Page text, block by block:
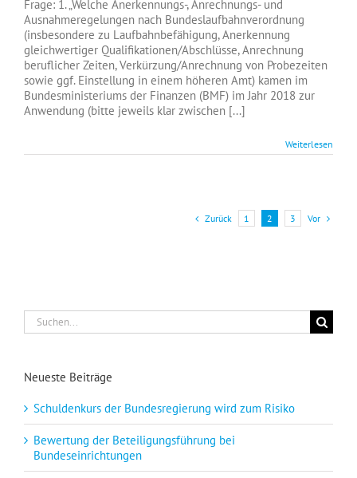
Frage: 1. „Welche Anerkennungs-, Anrechnungs- und
Ausnahmeregelungen nach Bundeslaufbahnverordnung
(insbesondere zu Laufbahnbefähigung, Anerkennung
gleichwertiger Qualifikationen/Abschlüsse, Anrechnung
beruflicher Zeiten, Verkürzung/Anrechnung von Probezeiten
sowie ggf. Einstellung in einem höheren Amt) kamen im
Bundesministeriums der Finanzen (BMF) im Jahr 2018 zur
Anwendung (bitte jeweils klar zwischen [...]
Weiterlesen
Zurück 1 2 3 Vor
Suche
nach:
Neueste Beiträge
Schuldenkurs der Bundesregierung wird zum Risiko
Bewertung der Beteiligungsführung bei
Bundeseinrichtungen